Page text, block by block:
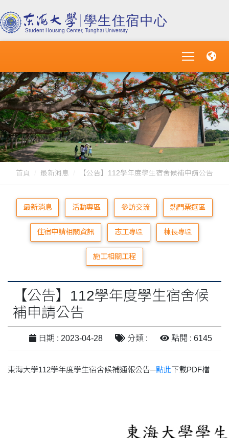
首頁 最新消息 【公告】112學年度學生宿舍候補申請公告
最新消息 活動專區 參訪交流 熱門票選區
住宿申請相關資訊 志工專區 棟長專區
施工相關工程
【公告】112學年度學生宿舍候
補申請公告
日期 : 2023-04-28 分類 : 點閱 : 6145
東海大學112學年度學生宿舍候補通報公告─點此下載PDF檔